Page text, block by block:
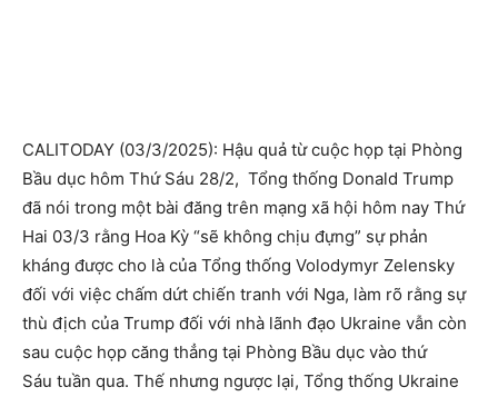
CALITODAY (03/3/2025): Hậu quả từ cuộc họp tại Phòng
Bầu dục hôm Thứ Sáu 28/2, Tổng thống Donald Trump
đã nói trong một bài đăng trên mạng xã hội hôm nay Thứ
Hai 03/3 rằng Hoa Kỳ “sẽ không chịu đựng” sự phản
kháng được cho là của Tổng thống Volodymyr Zelensky
đối với việc chấm dứt chiến tranh với Nga, làm rõ rằng sự
thù địch của Trump đối với nhà lãnh đạo Ukraine vẫn còn
sau cuộc họp căng thẳng tại Phòng Bầu dục vào thứ
Sáu tuần qua. Thế nhưng ngược lại, Tổng thống Ukraine